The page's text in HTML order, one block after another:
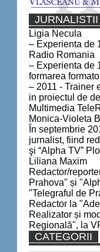
Ligia Necula
– Experienta de
Radio Romania
– Experienta de
formarea
– 2011 - Trainer
in proiectul de
Multimedia
Monica-Violeta
În septembrie
jurnalist, fiind
şi “Alpha TV”
Liliana Maxim
Redactor/
Prahova" și
"Telegraful de
Redactor la
Realizator și
Regională", la
CATEGORII
Categorii